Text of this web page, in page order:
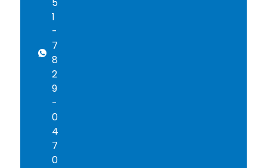
5
1
-
7
8
2
9
-
0
4
7
0